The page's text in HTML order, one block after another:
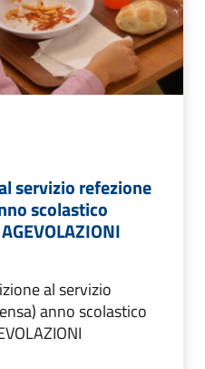
servizio refezione
scolastico
al servizio
anno scolastico